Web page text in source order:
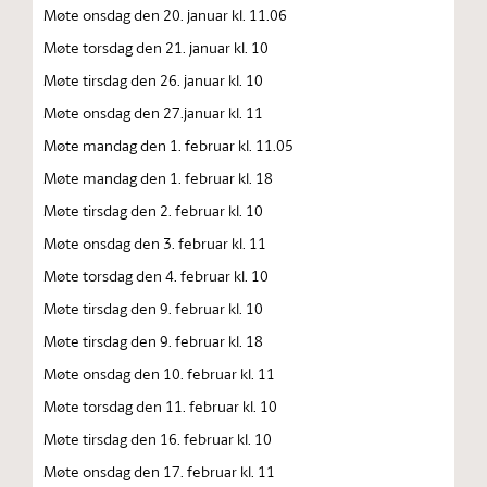
Møte onsdag den 20. januar kl. 11.06
Møte torsdag den 21. januar kl. 10
Møte tirsdag den 26. januar kl. 10
Møte onsdag den 27.januar kl. 11
Møte mandag den 1. februar kl. 11.05
Møte mandag den 1. februar kl. 18
Møte tirsdag den 2. februar kl. 10
Møte onsdag den 3. februar kl. 11
Møte torsdag den 4. februar kl. 10
Møte tirsdag den 9. februar kl. 10
Møte tirsdag den 9. februar kl. 18
Møte onsdag den 10. februar kl. 11
Møte torsdag den 11. februar kl. 10
Møte tirsdag den 16. februar kl. 10
Møte onsdag den 17. februar kl. 11